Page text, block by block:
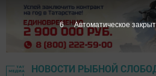
НОВОСТИ РЫБНОЙ
6 Автоматическое